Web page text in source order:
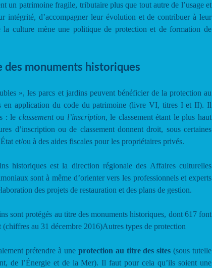
un patrimoine fragile, tributaire plus que tout autre de l’usage et
intégrité, d’accompagner leur évolution et de contribuer à leur
la culture mène une politique de protection et de formation de
des monuments historiques
», les parcs et jardins peuvent bénéficier de la protection au
en application du code du patrimoine (livre VI, titres I et II). Il
: le classementou l’inscription, le classement étant le plus haut
d’inscription ou de classement donnent droit, sous certaines
et/ou à des aides fiscales pour les propriétaires privés.
historiques est la direction régionale des Affaires culturelles
sont à même d’orienter vers les professionnels et experts
des projets de restauration et des plans de gestion.
sont protégés au titre des monuments historiques, dont 617 font
(chiffres au 31 décembre 2016)Autres types de protection
prétendre à une protection au titre des sites (sous tutelle
de l’Énergie et de la Mer). Il faut pour cela qu’ils soient une